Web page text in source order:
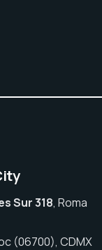
Sur 318, Roma
(06700), CDMX